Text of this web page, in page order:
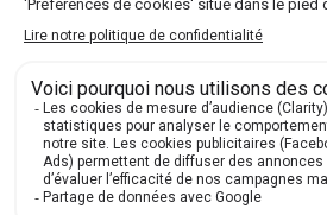
Note 4,9 | 210avis